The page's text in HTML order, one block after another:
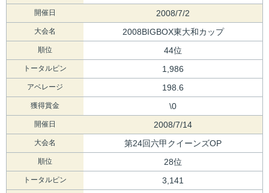
開催日 2008/7/2
大会名 2008BIGBOX東大和カップ
順位 44位
トータルピン 1,986
アベレージ 198.6
獲得賞金 \0
開催日 2008/7/14
大会名 第24回六甲クイーンズOP
順位 28位
トータルピン 3,141